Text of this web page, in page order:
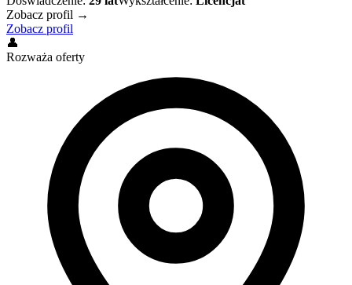
Zobacz profil →
Zobacz profil
👤
Rozważa oferty